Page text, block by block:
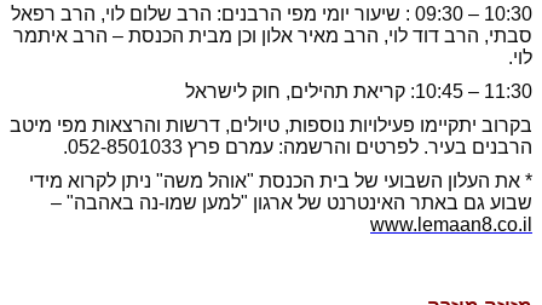
10:30 – 09:30 : שיעור יומי מפי הרבנים: הרב שלום לוי, הרב רפאל
סבתי, הרב דוד לוי, הרב מאיר אלון וכן מבית הכנסת – הרב איתמר
לוי.
11:30 – 10:45: קריאת תהילים, חוק לישראל
בקרוב יתקיימו פעילויות נוספות, טיולים, דרשות והרצאות מפי מיטב
הרבנים בעיר. לפרטים והרשמה: עמרם פרץ 052-8501033.
* את העלון השבועי של בית הכנסת "אוהל משה" ניתן לקרוא מידי
שבוע גם באתר האינטרנט של ארגון "למען שמו-נה באהבה" –
www.lemaan8.co.il